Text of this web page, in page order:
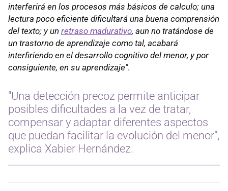
interferirá en los procesos más básicos de calculo; una
lectura poco eficiente dificultará una buena comprensión
del texto; y un retraso madurativo, aun no tratándose de
un trastorno de aprendizaje como tal, acabará
interfiriendo en el desarrollo cognitivo del menor, y por
consiguiente, en su aprendizaje".
"Una detección precoz permite anticipar
posibles dificultades a la vez de tratar,
compensar y adaptar diferentes aspectos
que puedan facilitar la evolución del menor",
explica Xabier Hernández.